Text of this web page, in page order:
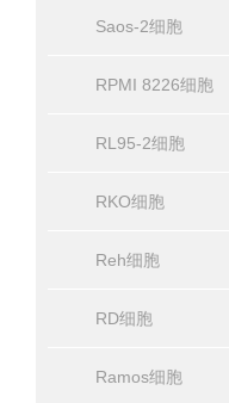
Saos-2细胞
RPMI 8226细胞
RL95-2细胞
RKO细胞
Reh细胞
RD细胞
Ramos细胞